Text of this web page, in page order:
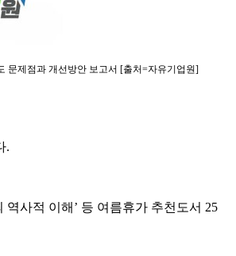
문제점과 개선방안 보고서 [출처=자유기업원]
.
역사적 이해’ 등 여름휴가 추천도서 25